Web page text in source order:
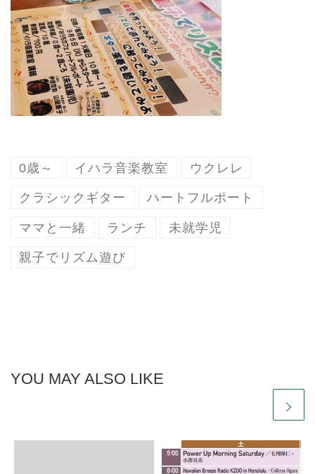
0歳～ イハラ音楽教室 ウクレレ
クラシックギター ハートフルポート
ママと一緒 ランチ 未就学児
親子でリズム遊び
YOU MAY ALSO LIKE